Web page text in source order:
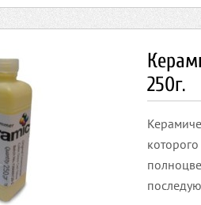
250г.